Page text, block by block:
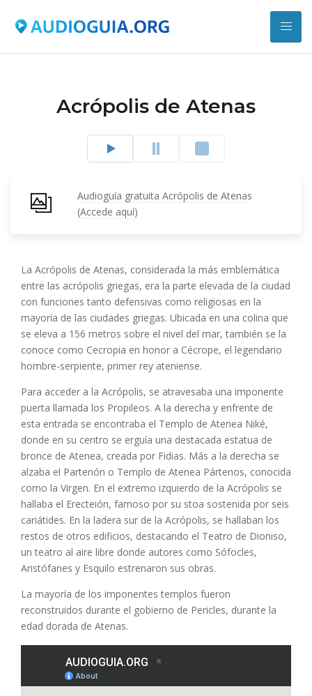
Acrópolis de Atenas
Audioguía gratuita Acrópolis de Atenas
(Accede aquí)
La Acrópolis de Atenas, considerada la más emblemática
entre las acrópolis griegas, era la parte elevada de la ciudad
con funciones tanto defensivas como religiosas en la
mayoría de las ciudades griegas. Ubicada en una colina que
se eleva a 156 metros sobre el nivel del mar, también se la
conoce como Cecropia en honor a Cécrope, el legendario
hombre-serpiente, primer rey ateniense.
Para acceder a la Acrópolis, se atravesaba una imponente
puerta llamada los Propileos. A la derecha y enfrente de
esta entrada se encontraba el Templo de Atenea Niké,
donde en su centro se erguía una destacada estatua de
bronce de Atenea, creada por Fidias. Más a la derecha se
alzaba el Partenón o Templo de Atenea Pártenos, conocida
como la Virgen. En el extremo izquierdo de la Acrópolis se
hallaba el Erecteión, famoso por su stoa sostenida por seis
cariátides. En la ladera sur de la Acrópolis, se hallaban los
restos de otros edificios, destacando el Teatro de Dioniso,
un teatro al aire libre donde autores como Sófocles,
Aristófanes y Esquilo estrenaron sus obras.
La mayoría de los imponentes templos fueron
reconstruidos durante el gobierno de Pericles, durante la
edad dorada de Atenas.